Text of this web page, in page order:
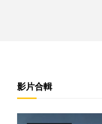
影片合輯